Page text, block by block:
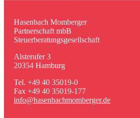
Hasen­bach Momberger
Partner­schaft mbB
Steuer­be­ra­tungs­ge­sell­schaft
Alster­ufer 3
20354 Hamburg
Tel. +49 40 35019-0
Fax +49 40 35019-177
info@​hasenbachmomberger.​de